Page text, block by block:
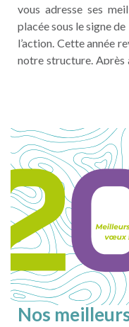
vous adresse ses
placée sous le signe
l’action. Cette année
notre structure. Après
de notre histoire en
Nos